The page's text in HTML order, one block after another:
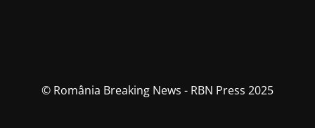
© România Breaking News - RBN Press 2025